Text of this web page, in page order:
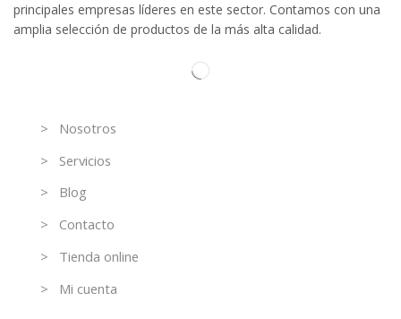
principales empresas líderes en este sector. Contamos con una
amplia selección de productos de la más alta calidad.
> Nosotros
> Servicios
> Blog
> Contacto
> Tienda online
> Mi cuenta